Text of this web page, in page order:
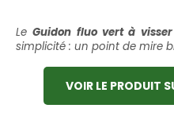
LeGuidon fluo vert à
simplicité : un point de mire
VOIR LE PRODUIT